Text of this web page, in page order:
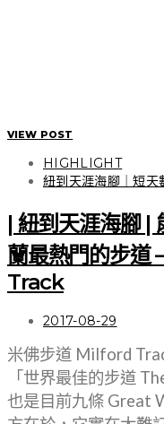
VIEW POST
HIGHLIGHT
紐到天涯海腳｜短天
| 紐到天涯海腳 |
蘭最熱門的步道
Track
2017-08-29
米佛步道 Milford
「世界最佳的步道
也是目前九條 Great